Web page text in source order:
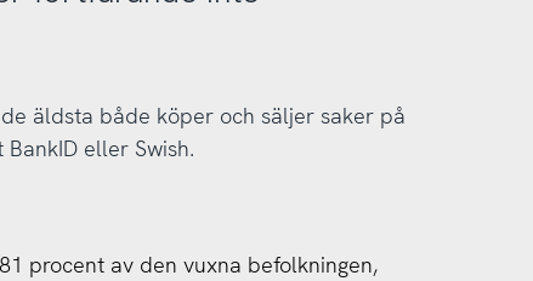
äldsta både köper och säljer saker på
eller Swish.
procent av den vuxna befolkningen,